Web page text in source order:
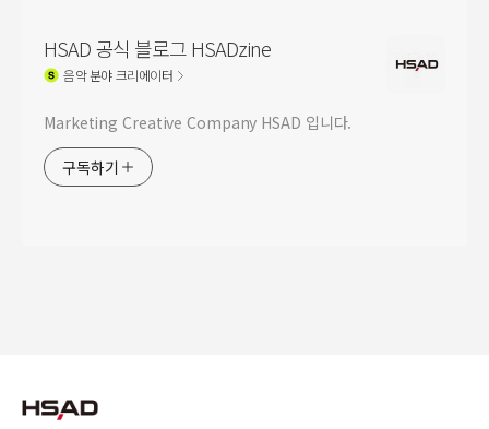
HSAD 공식 블로그 HSADzine
음악분야 크리에이터
Marketing Creative Company HSAD 입니다.
구독하기